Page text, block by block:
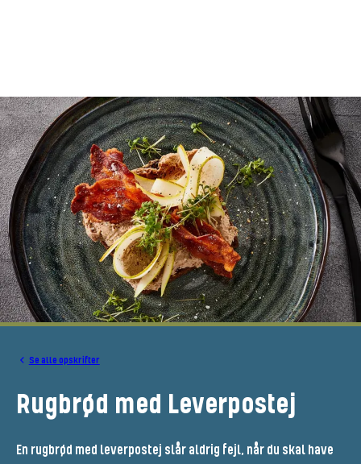
Se alle opskrifter
Rugbrød med Leverpostej
En rugbrød med leverpostej slår aldrig fejl, når du skal have